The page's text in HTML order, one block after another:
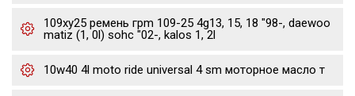
109xy25 ремень грm 109-25 4g13, 15, 18 "98-, daewoo
matiz (1, 0l) sohc "02-, kalos 1, 2l
10w40 4l moto ride universal 4 sm моторное масло т